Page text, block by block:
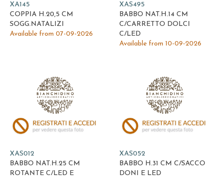
XA145
COPPIA H.20,5 CM
SOGG.NATALIZI
Available from 07-09-2026
XAS495
BABBO NAT.H.14 CM
C/CARRETTO DOLCI
C/LED
Available from 10-09-2026
XAS012
BABBO NAT.H.25 CM
ROTANTE C/LED E
XAS052
BABBO H.31 CM C/SACCO
DONI E LED